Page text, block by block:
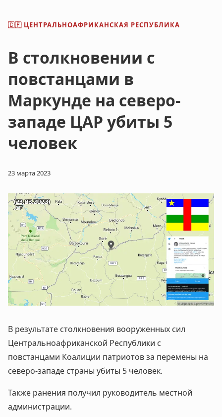
🇨🇫 ЦЕНТРАЛЬНОАФРИКАНСКАЯ РЕСПУБЛИКА
В столкновении с
повстанцами в
Маркунде на северо-
западе ЦАР убиты 5
человек
23 марта 2023
В результате столкновения вооруженных сил
Центральноафриканской Республики с
повстанцами Коалиции патриотов за перемены на
северо-западе страны убиты 5 человек.
Также ранения получил руководитель местной
администрации.